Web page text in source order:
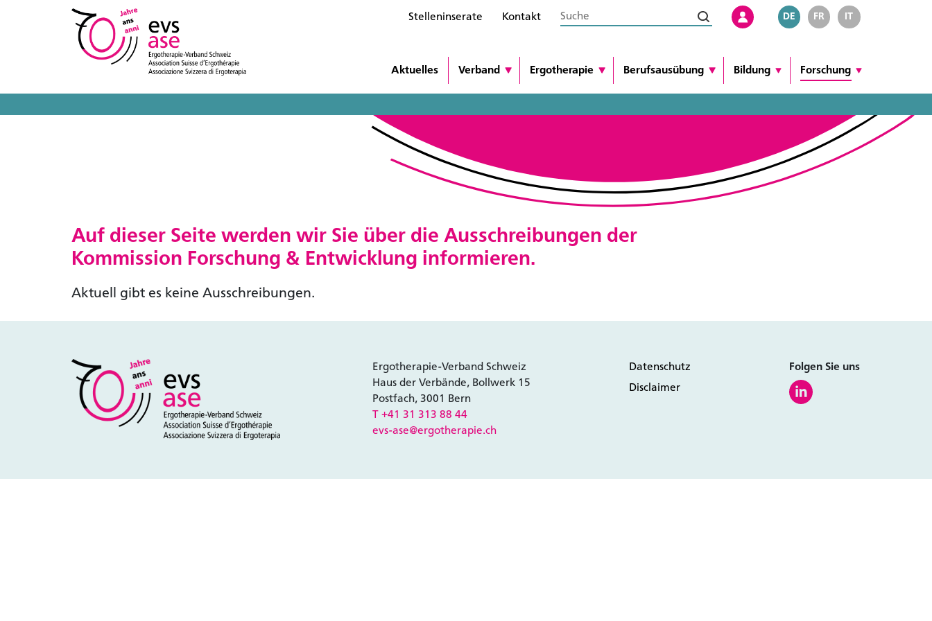
Stelleninserate Kontakt DE FR IT
Aktuelles Verband Ergotherapie Berufsausübung Bildung Forschung
Auf dieser Seite werden wir Sie über die Ausschreibungen der
Kommission Forschung & Entwicklung informieren.
Aktuell gibt es keine Ausschreibungen.
Ergotherapie-Verband Schweiz
Haus der Verbände, Bollwerk 15
Postfach, 3001 Bern
T +41 31 313 88 44
evs-ase@ergotherapie.ch
Datenschutz
Disclaimer
Folgen Sie uns
Inhalte zu erhalten.